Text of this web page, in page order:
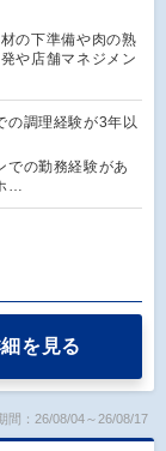
の下準備や肉の熟
や店舗マネジメン
の調理経験が3年以
での勤務経験があ
…
を見る
間：26/08/04～26/08/17